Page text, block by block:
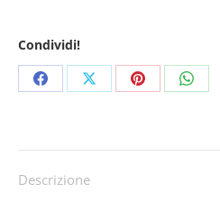
Condividi!
Share
Facebook
Share
X
Share
Pinterest
Share
Descrizione